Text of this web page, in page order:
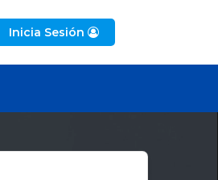
Inicia Sesión